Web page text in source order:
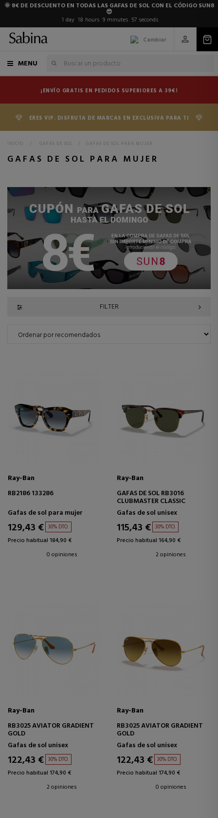
🌞 8€ DE DESCUENTO EN TODAS LAS GAFAS DE SOL CON EL CÓDIGO SUN8
😎
1 day 18 hours 9 minutes 56 seconds
Cambiar
MENU
¡ENVÍO GRATIS EN PEDIDOS SUPERIORES A 39€!
ERES VIP. DISFRUTA DE MARCAS EN EXCLUSIVA PARA TI
INICIO > GAFAS DE SOL > GAFAS DE SOL PARA MUJER
GAFAS DE SOL PARA MUJER
FILTER
Ray-Ban
RB2186 133286
Gafas de sol para mujer
129,43 € 30% DTO.
Precio habitual 184,90 €
0 opiniones
Ray-Ban
GAFAS DE SOL RB3016
CLUBMASTER CLASSIC
Gafas de sol unisex
115,43 € 30% DTO.
Precio habitual 164,90 €
2 opiniones
Ray-Ban
RB3025 AVIATOR GRADIENT
GOLD
Gafas de sol unisex
122,43 € 30% DTO.
Precio habitual 174,90 €
2 opiniones
Ray-Ban
RB3025 AVIATOR GRADIENT
GOLD
Gafas de sol unisex
122,43 € 30% DTO.
Precio habitual 174,90 €
0 opiniones